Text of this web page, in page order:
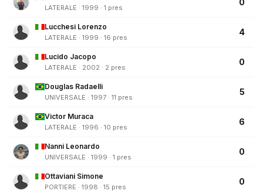
LATERALE · 1999 · 1 pres
0
Lucchesi Lorenzo
LATERALE · 1999 · 16 pres
4
Lucido Jacopo
LATERALE · 2002 · 2 pres
0
Douglas Radaelli
UNIVERSALE · 1997 · 11 pres
5
Victor Muraca
LATERALE · 1996 · 10 pres
6
Nanni Leonardo
UNIVERSALE · 1999 · 1 pres
0
Ottaviani Simone
PORTIERE · 1998 · 15 pres
0